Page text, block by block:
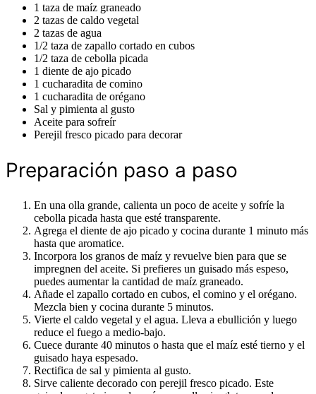
1 taza de maíz graneado
2 tazas de caldo vegetal
2 tazas de agua
1/2 taza de zapallo cortado en cubos
1/2 taza de cebolla picada
1 diente de ajo picado
1 cucharadita de comino
1 cucharadita de orégano
Sal y pimienta al gusto
Aceite para sofreír
Perejil fresco picado para decorar
Preparación paso a paso
En una olla grande, calienta un poco de aceite y sofríe la
cebolla picada hasta que esté transparente.
Agrega el diente de ajo picado y cocina durante 1 minuto más
hasta que aromatice.
Incorpora los granos de maíz y revuelve bien para que se
impregnen del aceite. Si prefieres un guisado más espeso,
puedes aumentar la cantidad de maíz graneado.
Añade el zapallo cortado en cubos, el comino y el orégano.
Mezcla bien y cocina durante 5 minutos.
Vierte el caldo vegetal y el agua. Lleva a ebullición y luego
reduce el fuego a medio-bajo.
Cuece durante 40 minutos o hasta que el maíz esté tierno y el
guisado haya espesado.
Rectifica de sal y pimienta al gusto.
Sirve caliente decorado con perejil fresco picado. Este